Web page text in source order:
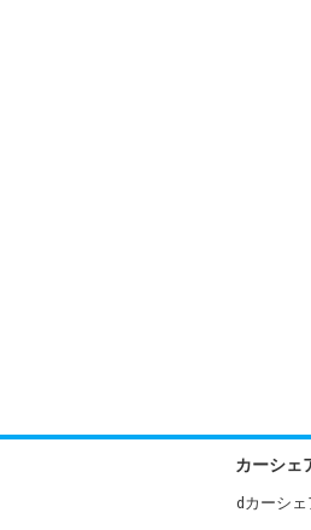
カーシェ
dカーシェ